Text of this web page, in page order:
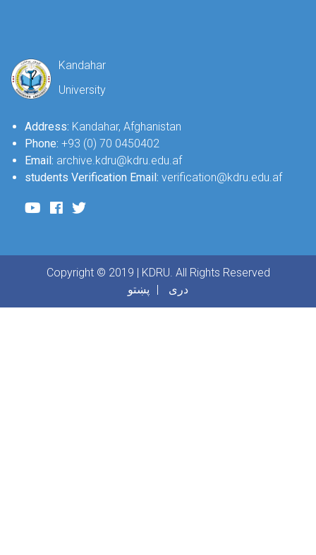
Kandahar
University
Address: Kandahar, Afghanistan
Phone: +93 (0) 70 0450402
Email: archive.kdru@kdru.edu.af
students Verification Email: verification@kdru.edu.af
Copyright © 2019 | KDRU. All Rights Reserved
پښتو
دری